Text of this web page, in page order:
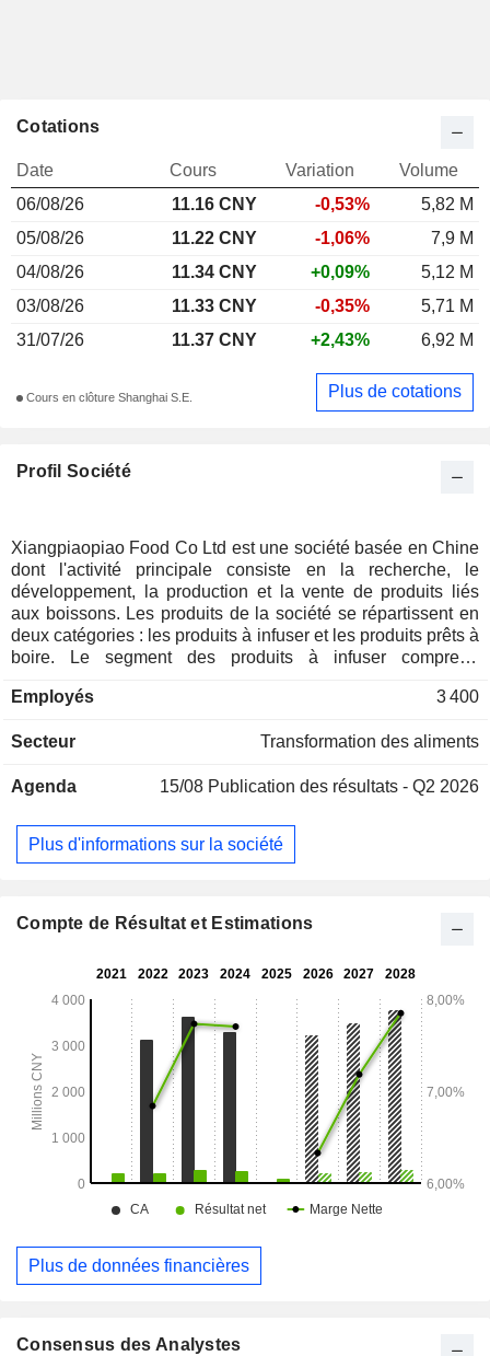
Profil Société
Xiangpiaopiao Food Co Ltd est une société basée en Chine
dont l'activité principale consiste en la recherche, le
développement, la production et la vente de produits liés
aux boissons. Les produits de la société se répartissent en
deux catégories : les produits à infuser et les produits prêts à
boire. Le segment des produits à infuser comprend
Good Raw Material », le thé au lait à l'avoine Ruxian, le latte
boissons prêtes à boire comprend principalement le thé en
hongkongais Lanfangyuan, le thé au lait prêt à boire
principalement ses activités sur les marchés nationaux et
internationaux.
Employés 3 400
Secteur Transformation des aliments
Agenda 15/08 Publication des résultats - Q2 2026
Plus d'informations sur la société
Cotations
Date Cours Variation
Volume
06/08/26
11.16 CNY -0,53%
5,82 M
05/08/26
11.22 CNY -1,06%
7,9 M
04/08/26
11.34 CNY +0,09%
5,12 M
03/08/26
11.33 CNY -0,35%
5,71 M
31/07/26
11.37 CNY +2,43% 6,92 M
Cours en clôture Shanghai S.E. Plus de cotations
Compte de Résultat et Estimations
Plus de données financières
Consensus des Analystes